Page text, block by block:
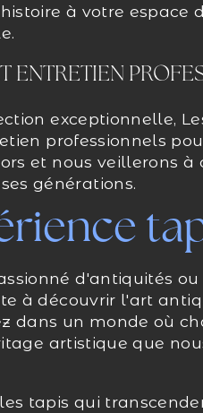
à votre espace
ENTRETIEN
exceptionnelle,
professionnels
et nous veillerons
générations.
d'antiquités
à découvrir l'art
dans un monde où
artistique que
tapis qui